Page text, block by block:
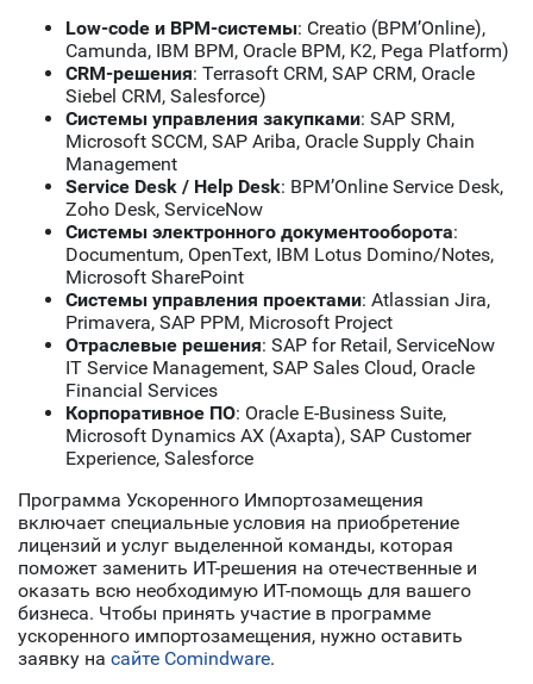
Low-code и BPM-системы: Creatio (BPM’Online),
Camunda, IBM BPM, Oracle BPM, K2, Pega Platform)
CRM-решения: Terrasoft CRM, SAP CRM, Oracle
Siebel CRM, Salesforce)
Системы управления закупками: SAP SRM,
Microsoft SCCM, SAP Ariba, Oracle Supply Chain
Management
Service Desk / Help Desk: BPM’Online Service Desk,
Zoho Desk, ServiceNow
Системы электронного документооборота:
Documentum, OpenText, IBM Lotus Domino/Notes,
Microsoft SharePoint
Системы управления проектами: Atlassian Jira,
Primavera, SAP PPM, Microsoft Project
Отраслевые решения: SAP for Retail, ServiceNow
IT Service Management, SAP Sales Cloud, Oracle
Financial Services
Корпоративное ПО: Oracle E-Business Suite,
Microsoft Dynamics AX (Axapta), SAP Customer
Experience, Salesforce
Программа Ускоренного Импортозамещения
включает специальные условия на приобретение
лицензий и услуг выделенной команды, которая
поможет заменить ИТ-решения на отечественные и
оказать всю необходимую ИТ-помощь для вашего
бизнеса. Чтобы принять участие в программе
ускоренного импортозамещения, нужно оставить
заявку на сайте Comindware.